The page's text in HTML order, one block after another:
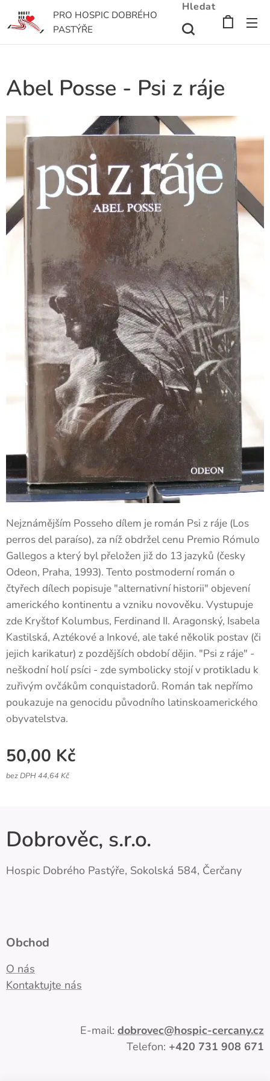
PRO HOSPIC DOBRÉHO
PASTÝŘE
Hledat
Abel Posse - Psi z ráje
Nejznámějším Posseho dílem je román Psi z ráje (Los
perros del paraíso), za níž obdržel cenu Premio Rómulo
Gallegos a který byl přeložen již do 13 jazyků (česky
Odeon, Praha, 1993). Tento postmoderní román o
čtyřech dílech popisuje "alternativní historii" objevení
amerického kontinentu a vzniku novověku. Vystupuje
zde Kryštof Kolumbus, Ferdinand II. Aragonský, Isabela
Kastilská, Aztékové a Inkové, ale také několik postav (či
jejich karikatur) z pozdějších období dějin. "Psi z ráje" -
neškodní holí psíci - zde symbolicky stojí v protikladu k
zuřivým ovčákům conquistadorů. Román tak nepřímo
poukazuje na genocidu původního latinskoamerického
obyvatelstva.
50,00 Kč
bez DPH 44,64 Kč
Dobrověc, s.r.o.
Hospic Dobrého Pastýře, Sokolská 584, Čerčany
Obchod
O nás
Kontaktujte nás
E-mail: dobrovec@hospic-cercany.cz
Telefon: +420 731 908 671